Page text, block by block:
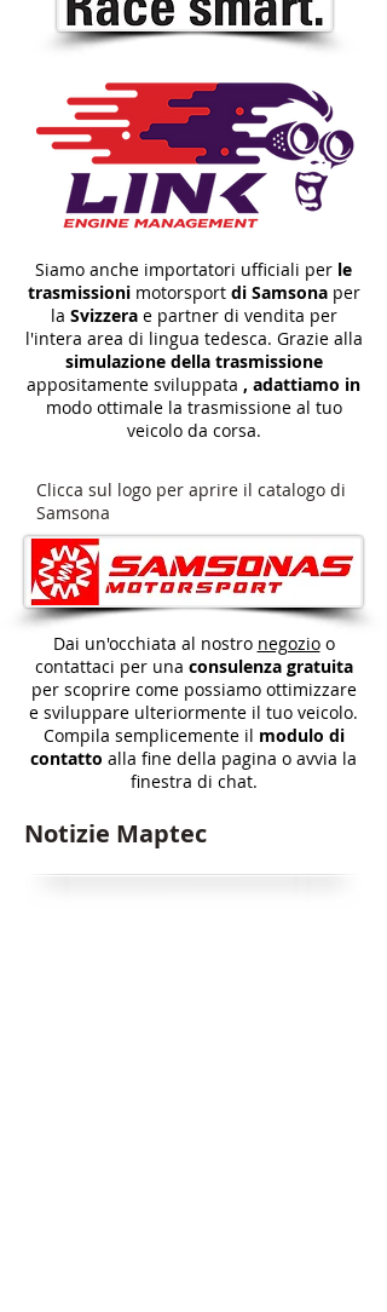
Siamo anche importatori ufficiali per le
trasmissionimotorsport di Samsonaper
la Svizzerae partner di vendita per
l'intera area di lingua tedesca. Grazie alla
simulazione della trasmissione
appositamente sviluppata , adattiamo in
modo ottimale la trasmissione al tuo
veicolo da corsa.
Clicca sul logo per aprire il catalogo di
Samsona
Dai un'occhiata al nostro negozioo
contattaci per una consulenza gratuita
per scoprire come possiamo ottimizzare
e sviluppare ulteriormente il tuo veicolo.
Compila semplicemente il modulo di
contatto alla fine della pagina o avvia la
finestra di chat.
Notizie Maptec